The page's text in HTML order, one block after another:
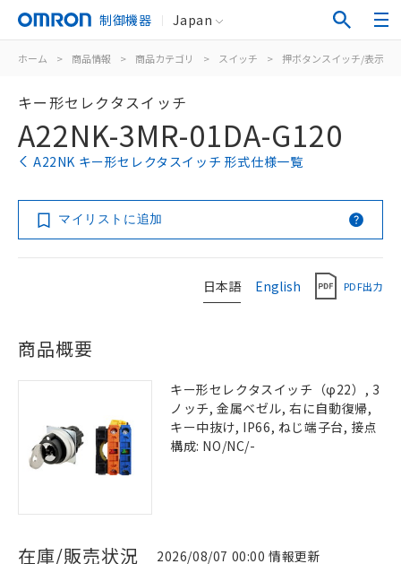
制御機器 Japan
ホーム > 商品情報 > 商品カテゴリ > スイッチ > 押ボタンスイッチ/表示灯
キー形セレクタスイッチ
A22NK-3MR-01DA-G120
A22NK キー形セレクタスイッチ 形式仕様一覧
マイリストに追加
日本語 English PDF出力
商品概要
キー形セレクタスイッチ（φ22）, 3
ノッチ, 金属ベゼル, 右に自動復帰,
キー中抜け, IP66, ねじ端子台, 接点
構成: NO/NC/-
在庫/販売状況
2026/08/07 00:00 情報更新